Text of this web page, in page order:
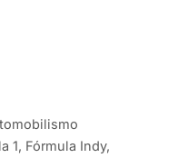
1, Fórmula Indy,